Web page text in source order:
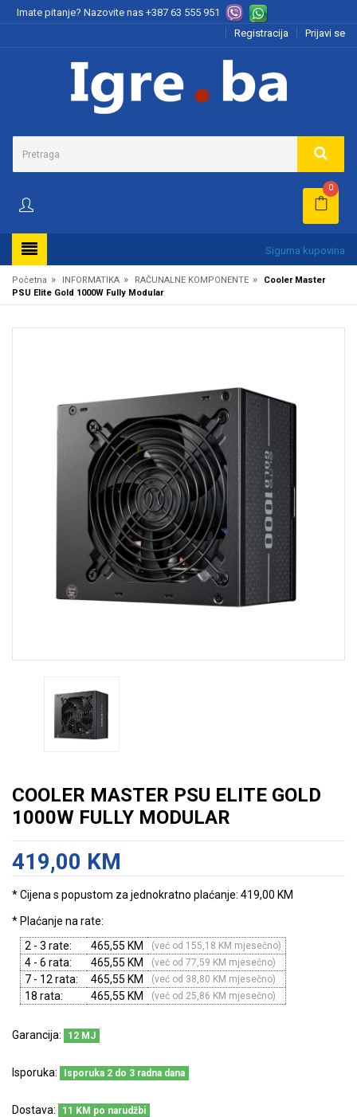
Imate pitanje? Nazovite nas +387 63 555 951
Registracija
Prijavi se
0
Sigurna kupovina
Početna » INFORMATIKA » RAČUNALNE KOMPONENTE »
Cooler Master
PSU Elite Gold 1000W Fully Modular
COOLER MASTER PSU ELITE GOLD
1000W FULLY MODULAR
419,00 KM
* Cijena s popustom za jednokratno plaćanje: 419,00 KM
* Plaćanje na rate:
2 - 3 rate:
465,55 KM (već od 155,18 KM mjesečno)
4 - 6 rata: 465,55 KM (već od 77,59 KM mjesečno)
7 - 12 rata: 465,55 KM (već od 38,80 KM mjesečno)
18 rata: 465,55 KM (već od 25,86 KM mjesečno)
Garancija: 12 MJ
Isporuka: Isporuka 2 do 3 radna dana
Dostava: 11 KM po narudžbi